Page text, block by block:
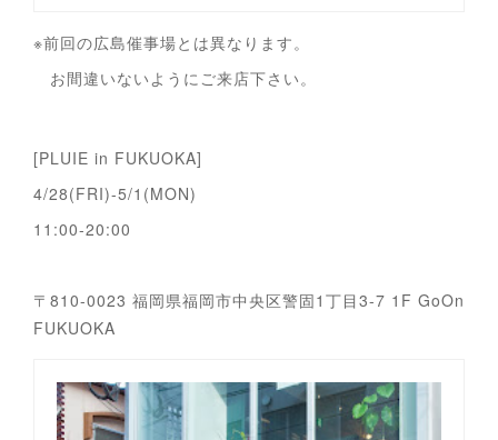
※前回の広島催事場とは異なります。
お間違いないようにご来店下さい。
[PLUIE in FUKUOKA]
4/28(FRI)-5/1(MON)
11:00-20:00
〒810-0023 福岡県福岡市中央区警固1丁目3-7 1F GoOn
FUKUOKA